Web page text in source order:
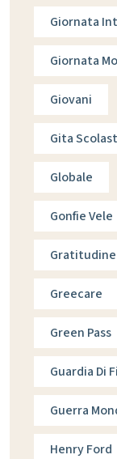
Giornata
Giornata
Giovani
Gita
Globale
Gonfie Vele
Gratitudine
Greecare
Green Pass
Guardia Di
Guerra
Henry Ford